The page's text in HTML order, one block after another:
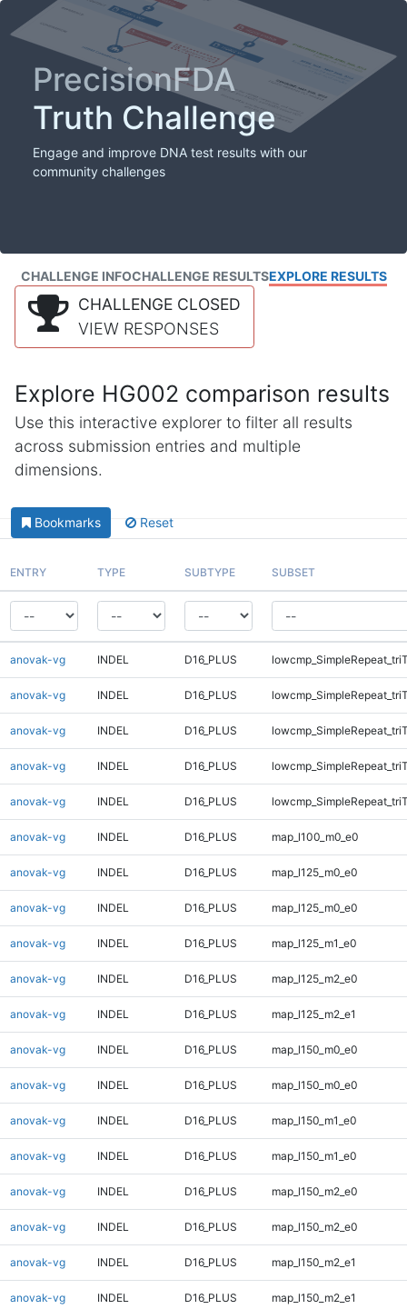
PrecisionFDA
Truth Challenge
Engage and improve DNA test results with our
community challenges
CHALLENGE INFOCHALLENGE RESULTSEXPLORE RESULTS
CHALLENGE CLOSED
VIEW RESPONSES
Explore HG002 comparison results
Use this interactive explorer to filter all results
across submission entries and multiple
dimensions.
Bookmarks Reset
ENTRY TYPE SUBTYPE SUBSET
anovak-vg INDEL D16_PLUS
anovak-vg INDEL D16_PLUS
anovak-vg INDEL D16_PLUS
anovak-vg INDEL D16_PLUS
anovak-vg INDEL D16_PLUS
anovak-vg INDEL D16_PLUS map_l100_m0_e0
anovak-vg INDEL D16_PLUS map_l125_m0_e0
anovak-vg INDEL D16_PLUS map_l125_m0_e0
anovak-vg INDEL D16_PLUS map_l125_m1_e0
anovak-vg INDEL D16_PLUS map_l125_m2_e0
anovak-vg INDEL D16_PLUS map_l125_m2_e1
anovak-vg INDEL D16_PLUS map_l150_m0_e0
anovak-vg INDEL D16_PLUS map_l150_m0_e0
anovak-vg INDEL D16_PLUS map_l150_m1_e0
anovak-vg INDEL D16_PLUS map_l150_m1_e0
anovak-vg INDEL D16_PLUS map_l150_m2_e0
anovak-vg INDEL D16_PLUS map_l150_m2_e0
anovak-vg INDEL D16_PLUS map_l150_m2_e1
anovak-vg INDEL D16_PLUS map_l150_m2_e1